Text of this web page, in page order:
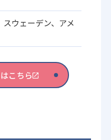
スウェーデン、アメ
こちら